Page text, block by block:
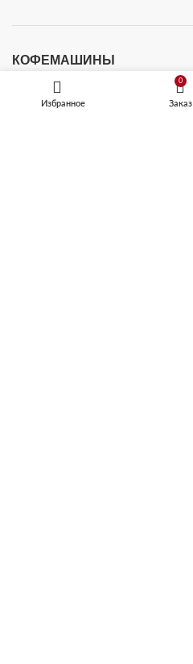
КОФЕМАШИНЫ
Встраиваемые кофемашины
Избранное
0
Заказ